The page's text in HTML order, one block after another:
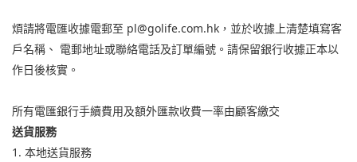
煩請將電匯收據電郵至 pl@golife.com.hk ，並於收據上清楚填寫客
戶名稱、
電郵地址或聯絡電話及訂單編號。請保留銀行收據正本以
作日後核實。
所有電匯銀行手續費用及額外匯款收費一率由顧客繳交
送貨服務
1. 本地送貨服務